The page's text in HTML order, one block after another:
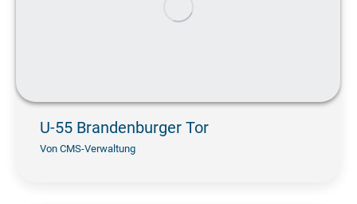
U-55 Brandenburger Tor
Von CMS-Verwaltung